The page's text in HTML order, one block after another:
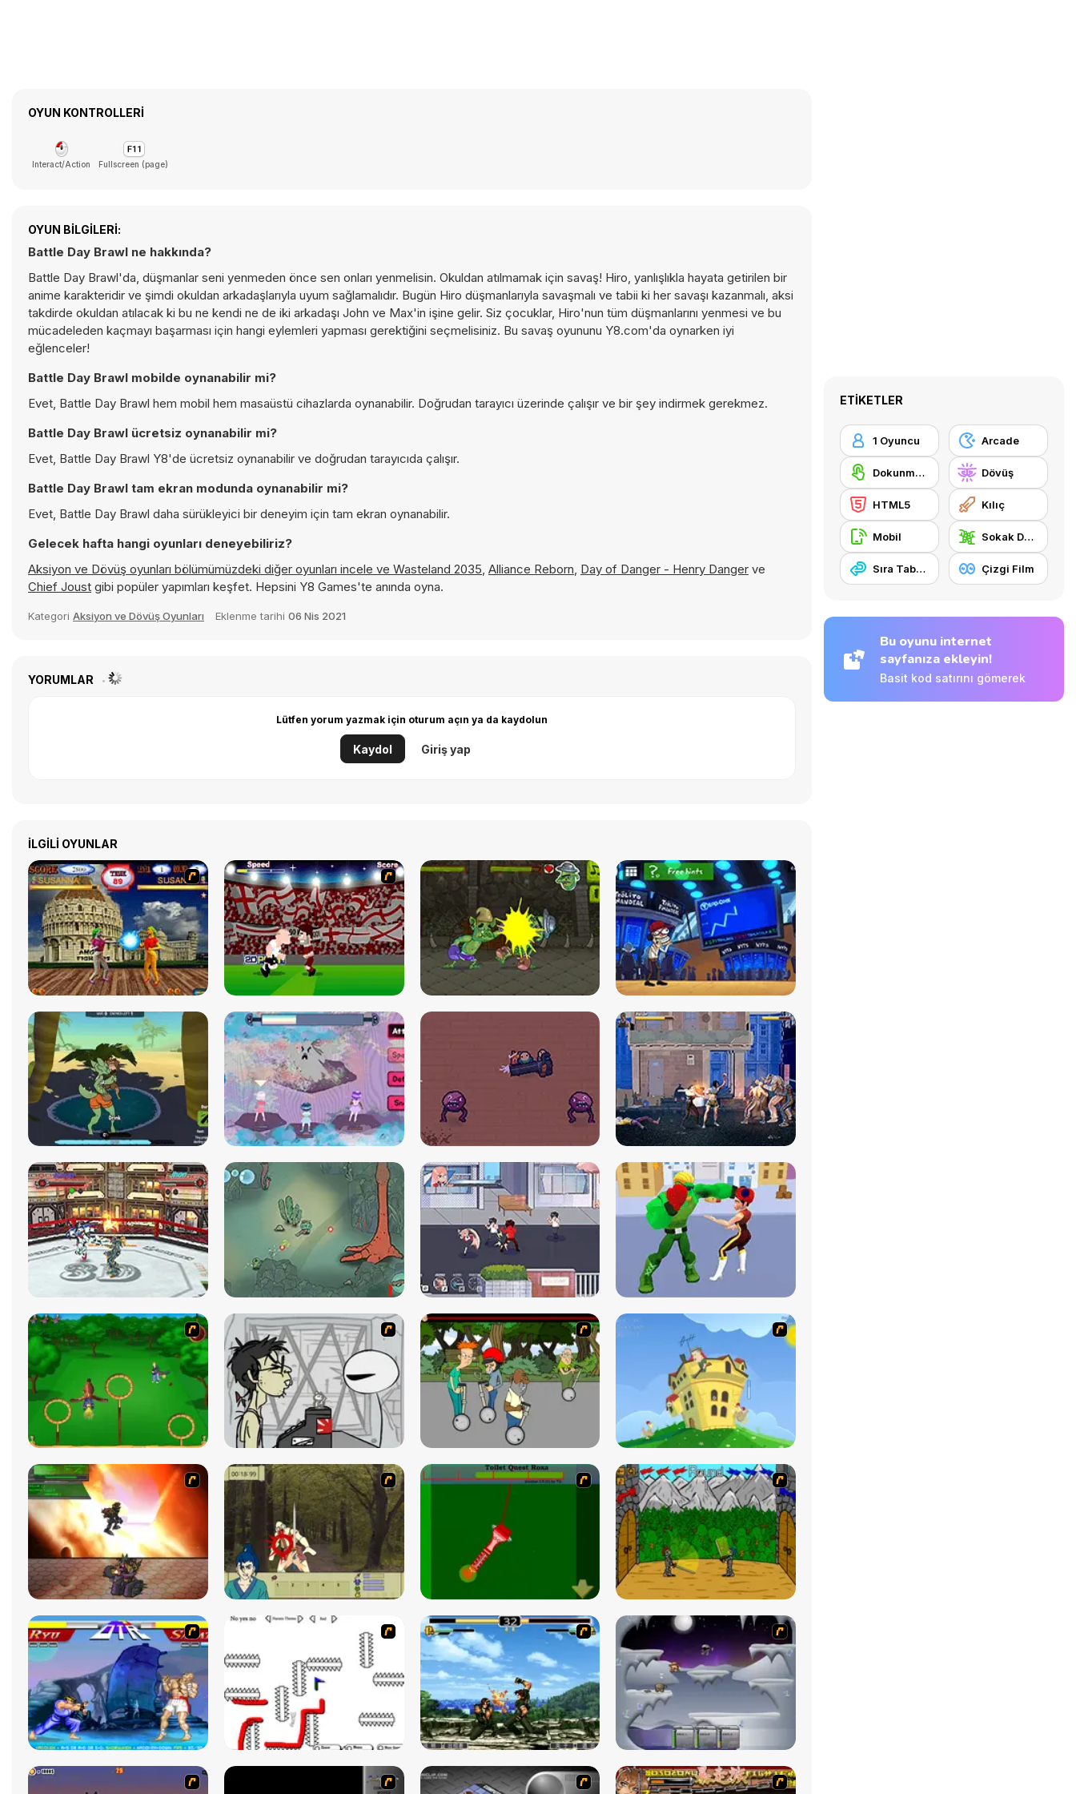
OYUN KONTROLLERI
Interact/Action Fullscreen (page)
OYUN BILGILERI:
Battle Day Brawl ne hakkında?
Battle Day Brawl'da, düşmanlar seni yenmeden önce sen onları yenmelisin. Okuldan atılmamak için savaş! Hiro, yanlışlıkla hayata getirilen bir
anime karakteridir ve şimdi okuldan arkadaşlarıyla uyum sağlamalıdır. Bugün Hiro düşmanlarıyla savaşmalı ve tabii ki her savaşı kazanmalı, aksi
takdirde okuldan atılacak ki bu ne kendi ne de iki arkadaşı John ve Max'in işine gelir. Siz çocuklar, Hiro'nun tüm düşmanlarını yenmesi ve bu
mücadeleden kaçmayı başarması için hangi eylemleri yapması gerektiğini seçmelisiniz. Bu savaş oyununu Y8.com'da oynarken iyi
eğlenceler!
Battle Day Brawl mobilde oynanabilir mi?
Evet, Battle Day Brawl hem mobil hem masaüstü cihazlarda oynanabilir. Doğrudan tarayıcı üzerinde çalışır ve bir şey indirmek gerekmez.
Battle Day Brawl ücretsiz oynanabilir mi?
Evet, Battle Day Brawl Y8'de ücretsiz oynanabilir ve doğrudan tarayıcıda çalışır.
Battle Day Brawl tam ekran modunda oynanabilir mi?
Evet, Battle Day Brawl daha sürükleyici bir deneyim için tam ekran oynanabilir.
Gelecek hafta hangi oyunları deneyebiliriz?
Aksiyon ve Dövüş oyunları bölümümüzdeki diğer oyunları incele ve Wasteland 2035, Alliance Reborn, Day of Danger - Henry Danger ve
Chief Joust gibi popüler yapımları keşfet. Hepsini Y8 Games'te anında oyna.
Kategori Aksiyon ve Dövüş Oyunları Eklenme tarihi 06 Nis 2021
YORUMLAR
Lütfen yorum yazmak için oturum açın ya da kaydolun
Kaydol Giriş yap
İLGILI OYUNLAR
ETIKETLER
1 Oyuncu Arcade
Dokunmatik ekran Dövüş
HTML5 Kılıç
Mobil Sokak Dövüşü
Sıra Tabanlı Çizgi Film
Bu oyunu internet
sayfanıza ekleyin!
Basit kod satırını gömerek